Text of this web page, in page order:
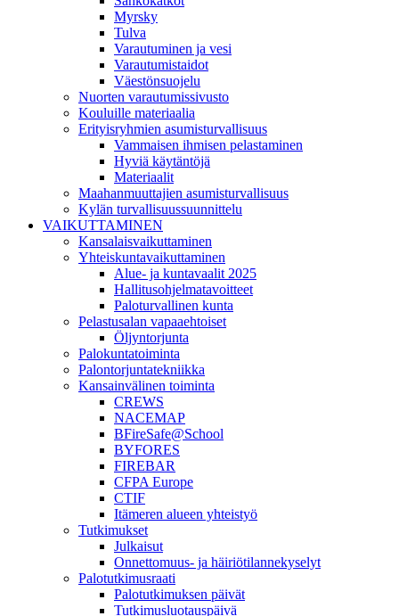
Myrsky
Tulva
Varautuminen ja vesi
Varautumistaidot
Väestönsuojelu
Nuorten varautumissivusto
Kouluille materiaalia
Erityisryhmien asumisturvallisuus
Vammaisen ihmisen pelastaminen
Hyviä käytäntöjä
Materiaalit
Maahanmuuttajien asumisturvallisuus
Kylän turvallisuussuunnittelu
VAIKUTTAMINEN
Kansalaisvaikuttaminen
Yhteiskuntavaikuttaminen
Alue- ja kuntavaalit 2025
Hallitusohjelmatavoitteet
Paloturvallinen kunta
Pelastusalan vapaaehtoiset
Öljyntorjunta
Palokuntatoiminta
Palontorjuntatekniikka
Kansainvälinen toiminta
CREWS
NACEMAP
BFireSafe@School
BYFORES
FIREBAR
CFPA Europe
CTIF
Itämeren alueen yhteistyö
Tutkimukset
Julkaisut
Onnettomuus- ja häiriötilannekyselyt
Palotutkimusraati
Palotutkimuksen päivät
Tutkimusluotauspäivä